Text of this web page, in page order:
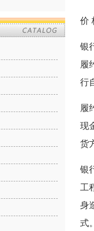
价
银
履
行
履
现
货
银
工
身
式